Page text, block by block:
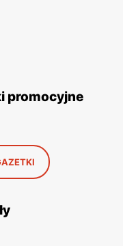
promocyjne